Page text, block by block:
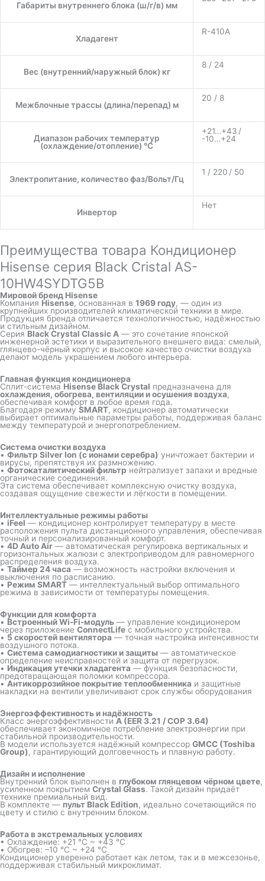
Габариты внутреннего блока (ш/г/в) мм
Хладагент
R-410A
Вес (внутренний/наружный блок) кг
8 / 24
Межблочные трассы (длина/перепад) м
20 / 8
Диапазон рабочих температур
(охлаждение/отопление) °C
+21…+43 /
-10…+24
Электропитание, количество фаз/Вольт/Гц
1 / 220 / 50
Инвертор
Нет
Преимущества товара Кондиционер
Hisense серия Black Cristal AS-
10HW4SYDTG5B
Мировой бренд Hisense
Компания Hisense, основанная в 1969 году, — один из
крупнейших производителей климатической техники в мире.
Продукция бренда отличается технологичностью, надёжностью
и стильным дизайном.
Серия Black Crystal Classic A — это сочетание японской
инженерной эстетики и выразительного внешнего вида: смелый,
глянцево-чёрный корпус и высокое качество очистки воздуха
делают модель украшением любого интерьера.
Главная функция кондиционера
Сплит-система Hisense Black Crystal предназначена для
охлаждения, обогрева, вентиляции и осушения воздуха,
обеспечивая комфорт в любое время года.
Благодаря режиму SMART, кондиционер автоматически
выбирает оптимальные параметры работы, поддерживая баланс
между температурой и энергопотреблением.
Система очистки воздуха
• Фильтр Silver Ion (с ионами серебра) уничтожает бактерии и
вирусы, препятствуя их размножению.
• Фотокаталитический фильтр нейтрализует запахи и вредные
органические соединения.
Эта система обеспечивает комплексную очистку воздуха,
создавая ощущение свежести и лёгкости в помещении.
Интеллектуальные режимы работы
• iFeel — кондиционер контролирует температуру в месте
расположения пульта дистанционного управления, обеспечивая
точный и персонализированный комфорт.
• 4D Auto Air — автоматическая регулировка вертикальных и
горизонтальных жалюзи с электроприводом для равномерного
распределения воздуха.
• Таймер 24 часа — возможность настройки включения и
выключения по расписанию.
• Режим SMART — интеллектуальный выбор оптимального
режима в зависимости от температуры помещения.
Функции для комфорта
• Встроенный Wi-Fi-модуль — управление кондиционером
через приложение ConnectLife с мобильного устройства.
• 5 скоростей вентилятора — точная настройка интенсивности
воздушного потока.
• Система самодиагностики и защиты — автоматическое
определение неисправностей и защита от перегрузок.
• Индикация утечки хладагента — функция безопасности,
предотвращающая поломки компрессора.
•Антикоррозийное покрытие теплообменника и защитные
накладки на вентили увеличивают срок службы оборудования
Энергоэффективность и надёжность
Класс энергоэффективности A (EER 3.21 / COP 3.64)
обеспечивает экономичное потребление электроэнергии при
стабильной производительности.
В модели используется надёжный компрессор GMCC (Toshiba
Group), гарантирующий долговечность и плавную работу.
Дизайн и исполнение
Внутренний блок выполнен в глубоком глянцевом чёрном цвете,
усиленном покрытием Crystal Glass. Такой дизайн придаёт
технике премиальный вид.
В комплекте — пульт Black Edition, идеально сочетающийся по
цвету и стилю с внутренним блоком.
Работа в экстремальных условиях
• Охлаждение: +21 °C ~ +43 °C
• Обогрев: –10 °C ~ +24 °C
Кондиционер уверенно работает как летом, так и в межсезонье,
поддерживая стабильный микроклимат.